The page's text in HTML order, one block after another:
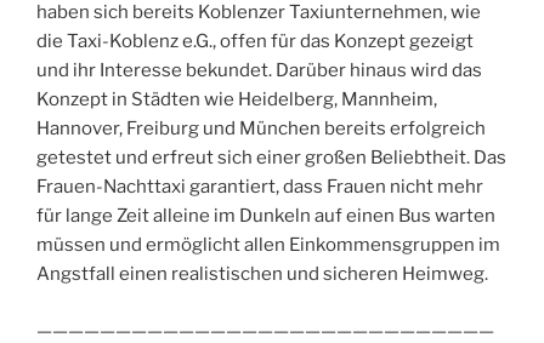
haben sich bereits Koblenzer Taxiunternehmen, wie
die Taxi-Koblenz e.G., offen für das Konzept gezeigt
und ihr Interesse bekundet. Darüber hinaus wird das
Konzept in Städten wie Heidelberg, Mannheim,
Hannover, Freiburg und München bereits erfolgreich
getestet und erfreut sich einer großen Beliebtheit. Das
Frauen-Nachttaxi garantiert, dass Frauen nicht mehr
für lange Zeit alleine im Dunkeln auf einen Bus warten
müssen und ermöglicht allen Einkommensgruppen im
Angstfall einen realistischen und sicheren Heimweg.
—————————————————————————————